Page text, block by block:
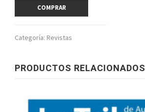
marzo
cantidad
COMPRAR
Categoría: Revistas
PRODUCTOS RELACIONADOS